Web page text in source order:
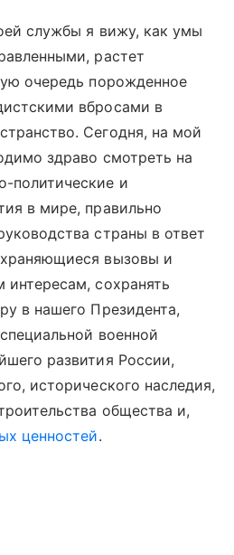
службы я вижу, как умы
растет
очередь порожденное
вбросами в
Сегодня, на мой
здраво смотреть на
политические и
в мире, правильно
страны в ответ
вызовы и
сохранять
в нашего Президента,
военной
развития России,
исторического наследия,
общества и,
ценностей.